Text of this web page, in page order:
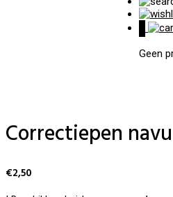
Geen
Correctiepen
€2,50